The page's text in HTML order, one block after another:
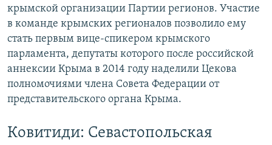
крымской организации Партии регионов. Участие
в команде крымских регионалов позволило ему
стать первым вице-спикером крымского
парламента, депутаты которого после российской
аннексии Крыма в 2014 году наделили Цекова
полномочиями члена Совета Федерации от
представительского органа Крыма.
Ковитиди: Севастопольская